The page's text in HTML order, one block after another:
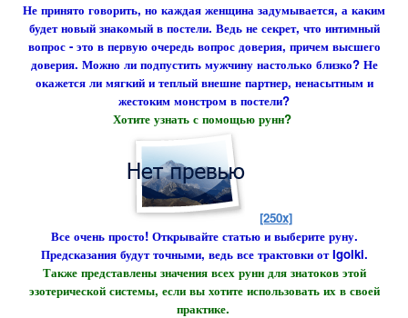
Не принято говорить, но каждая женщина задумывается, а каким
будет новый знакомый в постели. Ведь не секрет, что интимный
вопрос - это в первую очередь вопрос доверия, причем высшего
доверия. Можно ли подпустить мужчину настолько близко? Не
окажется ли мягкий и теплый внешне партнер, ненасытным и
жестоким монстром в постели?
Хотите узнать с помощью рунн?
[250x]
Все очень просто! Открывайте статью и выберите руну.
Предсказания будут точными, ведь все трактовки от Igolki.
Также представлены значения всех рунн для знатоков этой
эзотерической системы, если вы хотите использовать их в своей
практике.